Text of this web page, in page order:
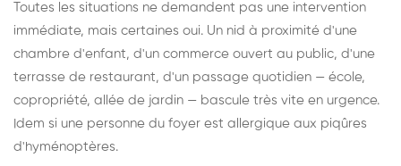
Toutes les situations ne demandent pas une intervention
immédiate, mais certaines oui. Un nid à proximité d'une
chambre d'enfant, d'un commerce ouvert au public, d'une
terrasse de restaurant, d'un passage quotidien — école,
copropriété, allée de jardin — bascule très vite en urgence.
Idem si une personne du foyer est allergique aux piqûres
d'hyménoptères.